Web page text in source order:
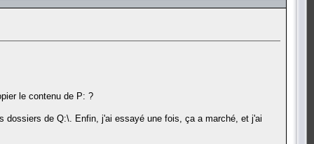
le contenu de P: ?
de Q:\. Enfin, j'ai essayé une fois, ça a marché, et j'ai